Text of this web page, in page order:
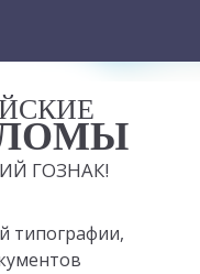
ГОЗНАК!
типографии,